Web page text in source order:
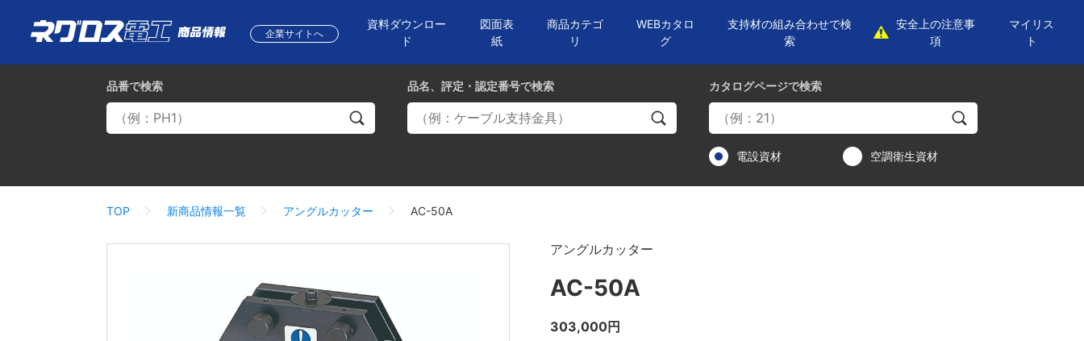
企業サイトへ
資料ダウンロー
ド
図面表
紙
商品カテゴ
リ
WEBカタロ
グ
支持材の組み合わせで検
索
安全上の注意事
項
マイリス
ト
品番で検索 カタログページで検索
電設資材 空調衛生資材
品名、評定・認定番号で検索
TOP 新商品情報一覧 アングルカッター AC-50A
アングルカッター
AC-50A
303,000円